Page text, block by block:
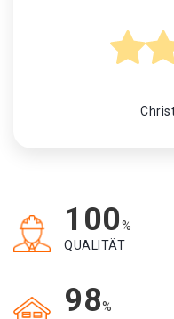
100%
QUALITÄT
98%